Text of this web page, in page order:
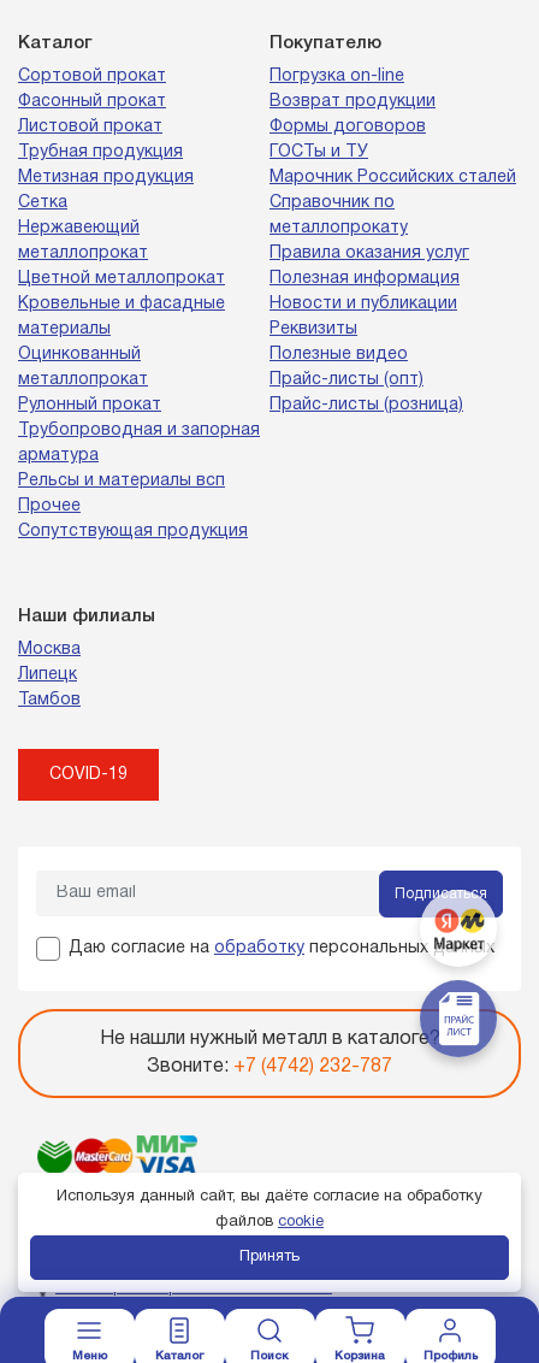
Меню Каталог Поиск Корзина Профиль
Каталог
Сортовой прокат
Фасонный прокат
Листовой прокат
Трубная продукция
Метизная продукция
Сетка
Нержавеющий
металлопрокат
Цветной металлопрокат
Кровельные и фасадные
материалы
Оцинкованный
металлопрокат
Рулонный прокат
Трубопроводная и запорная
арматура
Рельсы и материалы всп
Прочее
Сопутствующая продукция
Покупателю
Погрузка on-line
Возврат продукции
Формы договоров
ГОСТы и ТУ
Марочник Российских сталей
Справочник по
металлопрокату
Правила оказания услуг
Полезная информация
Новости и публикации
Реквизиты
Полезные видео
Прайс-листы (опт)
Прайс-листы (розница)
Наши филиалы
Москва
Липецк
Тамбов
COVID-19
Подписаться
Даю согласие на обработку персональных данных
Не нашли нужный металл в каталоге?
Звоните: +7 (4742) 232-787
Используя данный сайт, вы даёте согласие на обработку
файлов cookie
Принять